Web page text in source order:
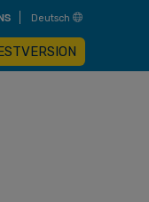
Deutsch